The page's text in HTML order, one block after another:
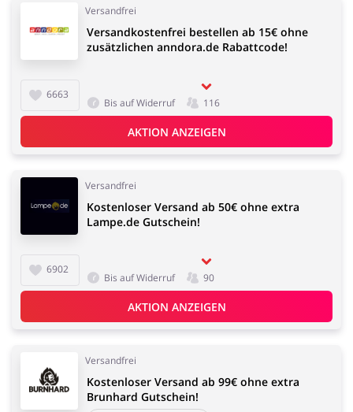
Versandfrei
6663
Versandkostenfrei bestellen ab 15€ ohne
zusätzlichen anndora.de Rabattcode!
Bis auf Widerruf 116
AKTION ANZEIGEN
Versandfrei
6902
Kostenloser Versand ab 50€ ohne extra
Lampe.de Gutschein!
Bis auf Widerruf 90
AKTION ANZEIGEN
Versandfrei
Kostenloser Versand ab 99€ ohne extra
Brunhard Gutschein!